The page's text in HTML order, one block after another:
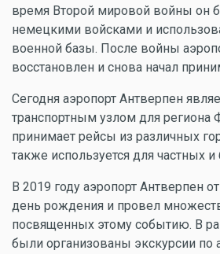
время Второй мировой войны он
немецкими войсками и
военной базы. После войны
восстановлен и снова начал
Сегодня аэропорт Антверпен
транспортным узлом для региона
принимает рейсы из различных
также используется для частных и
В 2019 году аэропорт Антверпен
день рождения и провел
посвященных этому событию. В
были организованы экскурсии по